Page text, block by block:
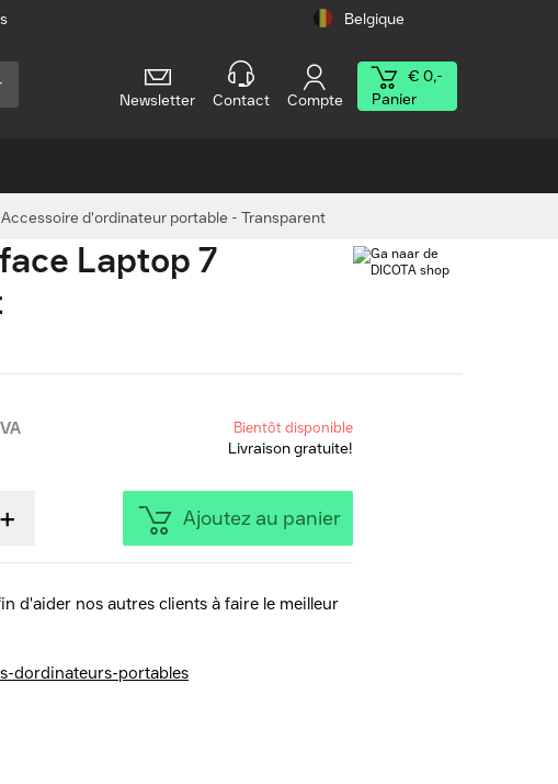
Belgique
Newsletter Contact Compte
€ 0,-
Panier
d'ordinateur portable - Transparent
Laptop 7
Bientôt disponible
Livraison gratuite!
+ Ajoutez au panier
d'aider nos autres clients à faire le meilleur
dordinateurs-portables